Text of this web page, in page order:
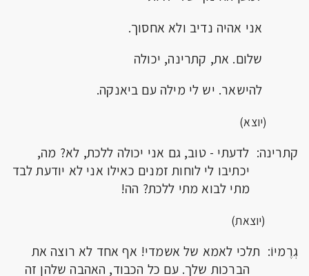
אני אהיה נדיב ולא אחסוך.
שלום. את, קתרינה, יכולה
להישאר. יש לי מילה עם ביאנקה.
(יוצא)
קתרינה: לדעתי - טוב, גם אני יכולה ללכת, לא? מה,
יכתיבו לי לוחות זמנים כאילו אני לא יודעת לבד
מתי לבוא מתי ללכת? הה!
(יוצאת)
גְרֶמיוֹ: תלכי לאמא של אשמדי! אף אחד לא רוצה את
הברכות שלך. עם כל הכבוד, האהבה שלהן זה